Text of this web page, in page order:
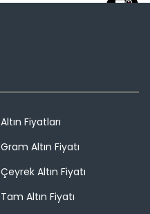
Altın Fiyatları
Gram Altın Fiyatı
Çeyrek Altın Fiyatı
Tam Altın Fiyatı